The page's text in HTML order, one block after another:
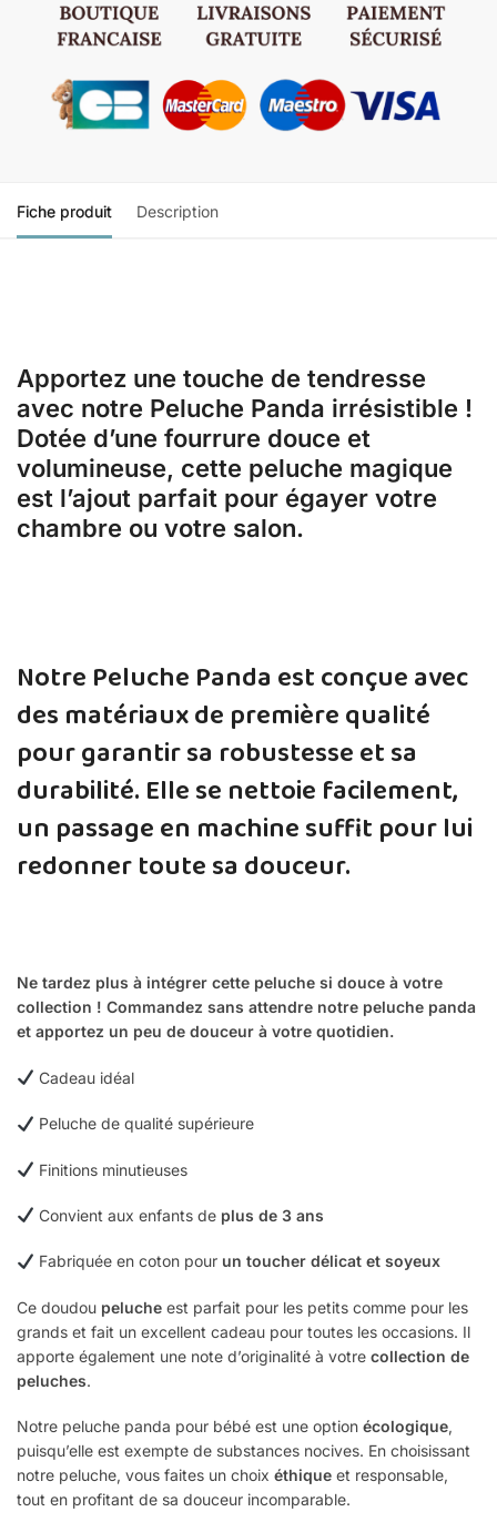
Fiche produit Description
Apportez une touche de tendresse
avec notre Peluche Panda irrésistible !
Dotée d’une fourrure douce et
volumineuse, cette peluche magique
est l’ajout parfait pour égayer votre
chambre ou votre salon.
Notre Peluche Panda est conçue avec
des matériaux de première qualité
pour garantir sa robustesse et sa
durabilité. Elle se nettoie facilement,
un passage en machine suffit pour lui
redonner toute sa douceur.
Ne tardez plus à intégrer cette peluche si douce à votre
collection ! Commandez sans attendre notre peluche panda
et apportez un peu de douceur à votre quotidien.
Cadeau idéal
Peluche de qualité supérieure
Finitions minutieuses
Convient aux enfants de plus de 3 ans
Fabriquée en coton pour un toucher délicat et soyeux
Ce doudou peluche est parfait pour les petits comme pour les
grands et fait un excellent cadeau pour toutes les occasions. Il
apporte également une note d’originalité à votre collection de
peluches.
Notre peluche panda pour bébé est une option écologique,
puisqu’elle est exempte de substances nocives. En choisissant
notre peluche, vous faites un choix éthique et responsable,
tout en profitant de sa douceur incomparable.